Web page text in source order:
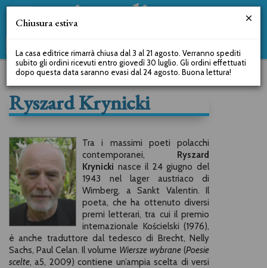
Ryszard Krynicki
Tra i massimi poeti polacchi
contemporanei, Ryszard
Krynicki nasce il 24 giugno del
1943 nel lager austriaco di
Wimberg, a Sankt Valentin. Il
poeta, che ha ottenuto diversi
premi letterari, tra cui il premio
internazionale Kościelski (1976),
è anche traduttore dal tedesco di Brecht, Nelly
Sachs, Paul Celan. Il volume Wiersze wybrane (Poesie
scelte, a5, 2009) contiene un’ampia scelta di versi
Chiusura estiva
La casa editrice rimarrà chiusa dal 3 al 21 agosto. Verranno spediti
subito gli ordini ricevuti entro giovedì 30 luglio. Gli ordini effettuati
dopo questa data saranno evasi dal 24 agosto. Buona lettura!